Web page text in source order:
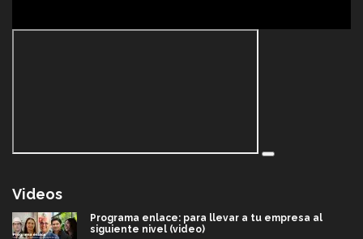
Videos
Programa enlace: para llevar a tu empresa al
siguiente nivel (video)